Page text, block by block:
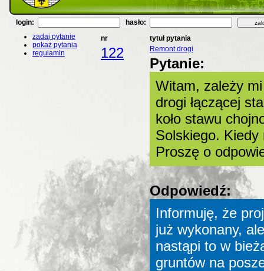
login:
hasło:
zadaj pytanie
pokaż pytania
regulamin
nr tytuł pytania
122 Remont drogi
Pytanie:
Witam, zależy
drogi łączącej
koło stawu
Solskiego.
Proszę o
Odpowiedź:
Informuję, że
już wykonany,
nastąpi to w
gruntów na